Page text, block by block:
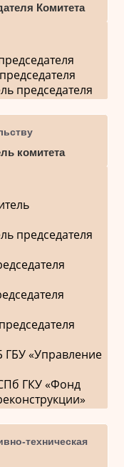
Комитета
председателя
комитета
председателя
«Управление
ГКУ «Фонд
техническая